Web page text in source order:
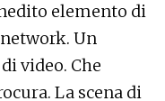
elemento di
Un
video. Che
La scena di